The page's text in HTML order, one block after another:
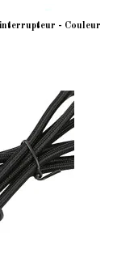
- Couleur